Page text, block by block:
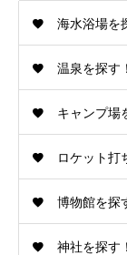
海水浴場を
温泉を探す！
キャンプ場
ロケット打
博物館を探
神社を探す！